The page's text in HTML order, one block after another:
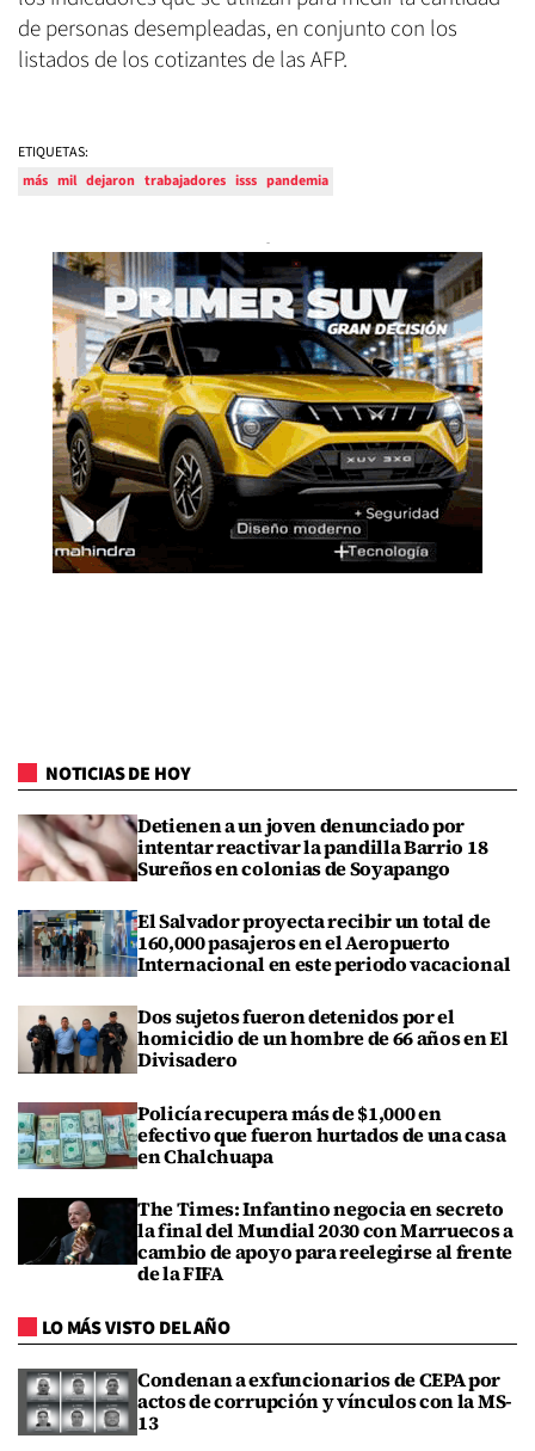
de personas desempleadas, en conjunto con los
listados de los cotizantes de las AFP.
ETIQUETAS:
más mil dejaron trabajadores isss pandemia
NOTICIAS DE HOY
Detienen a un joven denunciado por
intentar reactivar la pandilla Barrio 18
Sureños en colonias de Soyapango
El Salvador proyecta recibir un total de
160,000 pasajeros en el Aeropuerto
Internacional en este periodo vacacional
Dos sujetos fueron detenidos por el
homicidio de un hombre de 66 años en El
Divisadero
Policía recupera más de $1,000 en
efectivo que fueron hurtados de una casa
en Chalchuapa
The Times: Infantino negocia en secreto
la final del Mundial 2030 con Marruecos a
cambio de apoyo para reelegirse al frente
de la FIFA
LO MÁS VISTO DEL AÑO
Condenan a exfuncionarios de CEPA por
actos de corrupción y vínculos con la MS-
13